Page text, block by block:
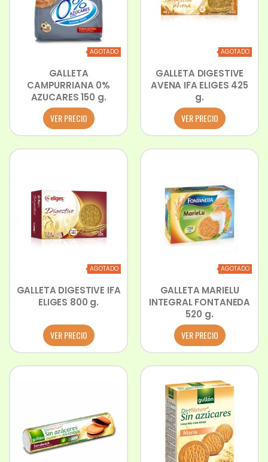
AGOTADO
GALLETA
CAMPURRIANA 0%
AZUCARES 150 g.
VER PRECIO
AGOTADO
GALLETA DIGESTIVE
AVENA IFA ELIGES 425
g.
VER PRECIO
AGOTADO
GALLETA DIGESTIVE IFA
ELIGES 800 g.
VER PRECIO
AGOTADO
GALLETA MARIELU
INTEGRAL FONTANEDA
520 g.
VER PRECIO